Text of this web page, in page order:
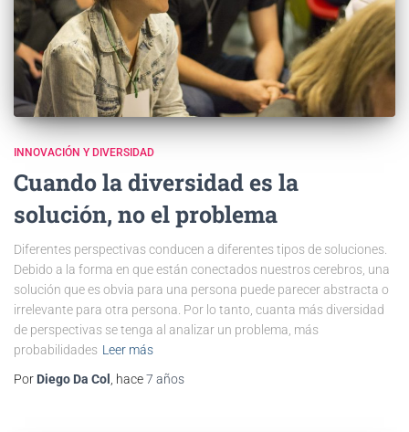
INNOVACIÓN Y DIVERSIDAD
Cuando la diversidad es la
solución, no el problema
Diferentes perspectivas conducen a diferentes tipos de soluciones.
Debido a la forma en que están conectados nuestros cerebros, una
solución que es obvia para una persona puede parecer abstracta o
irrelevante para otra persona. Por lo tanto, cuanta más diversidad
de perspectivas se tenga al analizar un problema, más
probabilidades Leer más
Por Diego Da Col , hace7 años